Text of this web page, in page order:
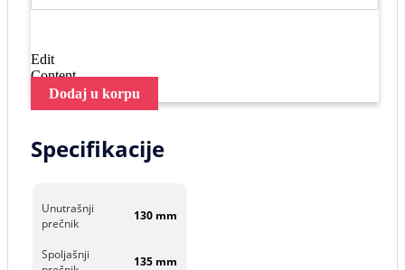
Edit
Content
Dodaj u korpu
Specifikacije
Unutrašnji
prečnik
130 mm
Spoljašnji
135 mm